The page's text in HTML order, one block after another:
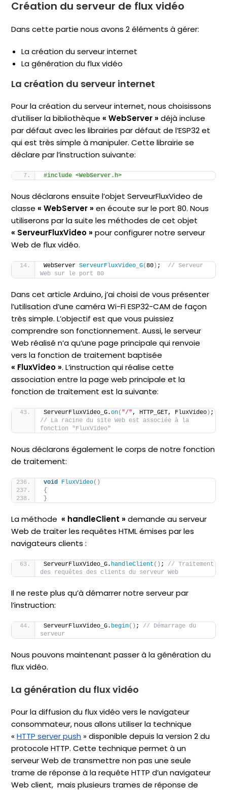
Création du serveur de flux vidéo
Dans cette partie nous avons 2 éléments à gérer:
La création du serveur internet
La génération du flux vidéo
La création du serveur internet
Pour la création du serveur internet, nous choisissons
d’utiliser la bibliothèque« WebServer » déjà incluse
par défaut avec les librairies par défaut de l’ESP32 et
qui est très simple à manipuler. Cette librairie se
déclare par l’instruction suivante:
#include <WebServer.h>
Nous déclarons ensuite l’objet ServeurFluxVideo de
classe« WebServer » en écoute sur le port 80. Nous
utiliserons par la suite les méthodes de cet objet
« ServeurFluxVideo » pour configurer notre serveur
Web de flux vidéo.
WebServer ServeurFluxVideo_G(80 ) ; // Serveur
Web sur le port 80
Dans cet article Arduino, j’ai choisi de vous présenter
l’utilisation d’une caméra Wi-Fi ESP32-CAM de façon
très simple. L’objectif est que vous puissiez
comprendre son fonctionnement. Aussi, le serveur
Web réalisé n’a qu’une page principale qui renvoie
vers la fonction de traitement baptisée
« FluxVideo ». L’instruction qui réalise cette
association entre la page web principale et la
fonction de traitement est la suivante:
ServeurFluxVideo_G.on( "/", HTTP_GET, FluxVideo )
;
// La racine du site Web est associée à la
fonction "FluxVideo"
Nous déclarons également le corps de notre fonction
de traitement:
void FluxVideo()
{
}
La méthode« handleClient » demande au serveur
Web de traiter les requêtes HTML émises par les
navigateurs clients :
ServeurFluxVideo_G. handleClient () ; // Traitement
des requêtes des clients du serveur Web
Il ne reste plus qu’à démarrer notre serveur par
l’instruction:
ServeurFluxVideo_G. begin() ; // Démarrage du
serveur
Nous pouvons maintenant passer à la génération du
flux vidéo.
La génération du flux vidéo
Pour la diffusion du flux vidéo vers le navigateur
consommateur, nous allons utiliser la technique
«HTTP server push » disponible depuis la version 2 du
protocole HTTP. Cette technique permet à un
serveur Web de transmettre non pas une seule
trame de réponse à la requête HTTP d’un navigateur
Web client, mais plusieurs trames de réponse de